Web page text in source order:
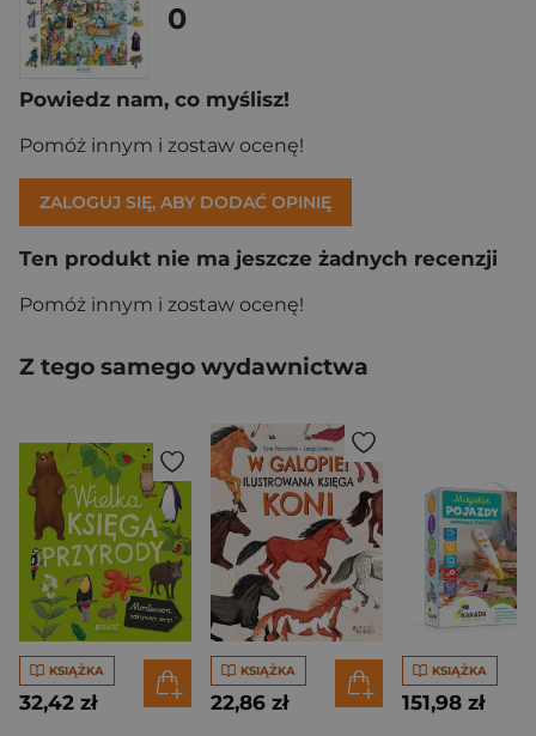
0
Powiedz nam, co myślisz!
Pomóż innym i zostaw ocenę!
ZALOGUJ SIĘ, ABY DODAĆ OPINIĘ
Ten produkt nie ma jeszcze żadnych recenzji
Pomóż innym i zostaw ocenę!
Z tego samego wydawnictwa
KSIĄŻKA
32,42 zł
KSIĄŻKA
22,86 zł
KSIĄŻKA
151,98 zł